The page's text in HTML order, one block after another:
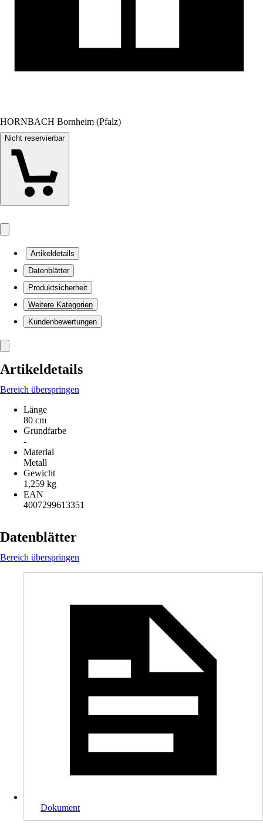
HORNBACH Bornheim (Pfalz)
Nicht reservierbar
Artikeldetails
Datenblätter
Produktsicherheit
Weitere Kategorien
Kundenbewertungen
Artikeldetails
Bereich überspringen
Länge
80 cm
Grundfarbe
-
Material
Metall
Gewicht
1,259 kg
EAN
4007299613351
Datenblätter
Bereich überspringen
Dokument